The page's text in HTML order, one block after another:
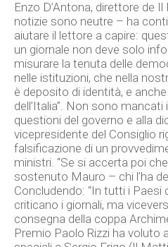
Enzo D’Antona, direttore de
notizie sono neutre – ha
aiutare il lettore a capire:
un giornale non deve solo
misurare la tenuta delle
nelle istituzioni, che nella
è deposito di identità, e
dell’Italia”. Non sono
questioni del governo e alla
vicepresidente del Consiglio
falsificazione di un
ministri. “Se si accerta poi
sostenuto Mauro – chi l’ha
Concludendo: “In tutti i Paesi
criticano i giornali, ma
consegna della coppa
Premio Paolo Rizzi ha voluto